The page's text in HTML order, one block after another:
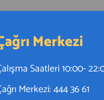
Merkezi
Saatleri 10:00-
Merkezi: 444 36 61